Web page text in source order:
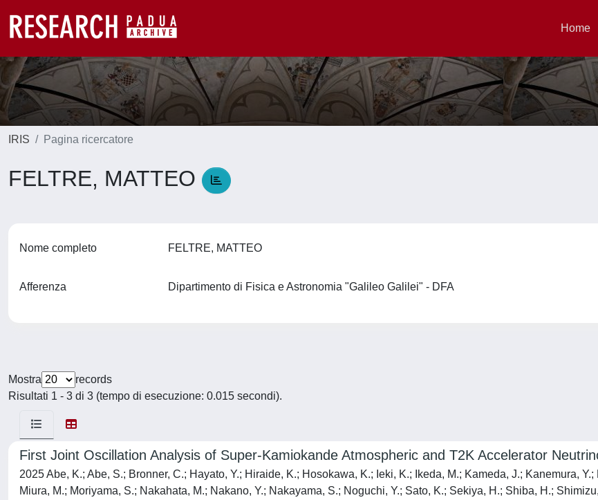
Home
IRIS Pagina ricercatore
FELTRE, MATTEO
Nome completo FELTRE, MATTEO
Afferenza Dipartimento di Fisica e Astronomia "Galileo Galilei" - DFA
Mostra
records
Risultati 1 - 3 di 3 (tempo di esecuzione: 0.015 secondi).
First Joint Oscillation Analysis of Super-Kamiokande Atmospheric and T2K Accelerator
2025 Abe, K.; Abe, S.; Bronner, C.; Hayato, Y.; Hiraide, K.; Hosokawa, K.; Ieki, K.; Ikeda, M.; Kameda, J.; Kanemura,
Miura, M.; Moriyama, S.; Nakahata, M.; Nakano, Y.; Nakayama, S.; Noguchi, Y.; Sato, K.; Sekiya, H.; Shiba, H.;